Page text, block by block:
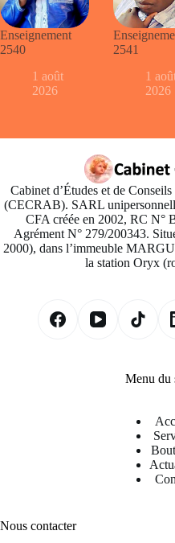
Enseignement
2540
1 août
2026
2541
1
2026
Cabinet d’Études et de
(CECRAB). SARL
CFA créée en 2002, RC N°
Agrément N° 279/200343.
2000), dans l’immeuble
la station Oryx
Menu du
Nous contacter